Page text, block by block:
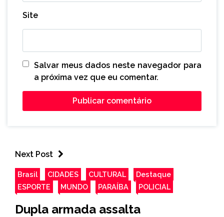
Site
Salvar meus dados neste navegador para
a próxima vez que eu comentar.
Next Post
Brasil CIDADES CULTURAL
Destaque
ESPORTE
MUNDO PARAÍBA POLICIAL
Dupla armada assalta